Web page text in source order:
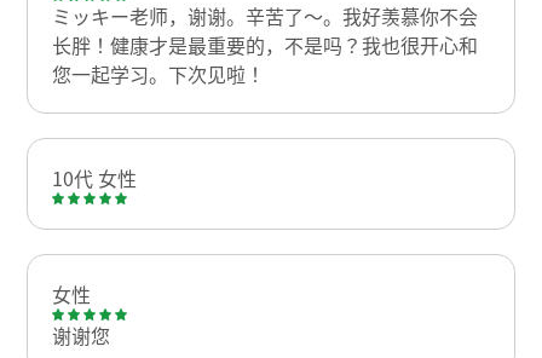
ミッキー老师，谢谢。辛苦了～。我好羡慕你不会
长胖！健康才是最重要的，不是吗？我也很开心和
您一起学习。下次见啦！
10代 女性
女性
谢谢您